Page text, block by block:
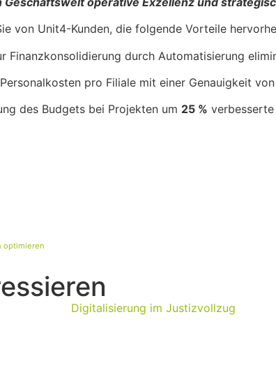
von Unit4-Kunden, die folgende Vorteile
Finanzkonsolidierung durch Automatisierung
pro Filiale mit einer Genauigkeit von
des Budgets bei Projekten um 25 %
optimieren